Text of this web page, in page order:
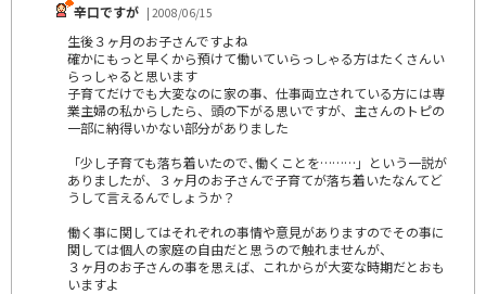
辛口ですが | 2008/06/15
生後３ヶ月のお子さんですよね
確かにもっと早くから預けて働いていらっしゃる方はたくさんい
らっしゃると思います
子育てだけでも大変なのに家の事、仕事両立されている方には専
業主婦の私からしたら、頭の下がる思いですが、主さんのトピの
一部に納得いかない部分がありました
「少し子育ても落ち着いたので､働くことを………」という一説が
ありましたが、３ヶ月のお子さんで子育てが落ち着いたなんてど
うして言えるんでしょうか？
働く事に関してはそれぞれの事情や意見がありますのでその事に
関しては個人の家庭の自由だと思うので触れませんが、
３ヶ月のお子さんの事を思えば、これからが大変な時期だとおも
いますよ